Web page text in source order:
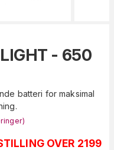
- 650
batteri for maksimal
)
OVER 2199